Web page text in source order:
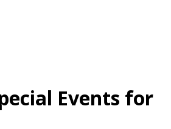
Events for